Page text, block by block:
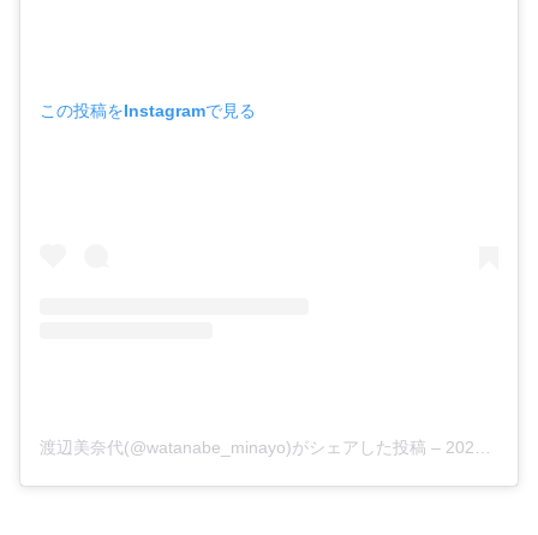
この投稿をInstagramで見る
渡辺美奈代(@watanabe_minayo)がシェアした投稿 – 2020年 4月月29日午前6時37分PDT